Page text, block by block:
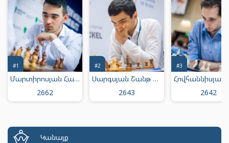
Մարտիրոսյան Հայկ Միքայելի
2662
#1
Սարգսյան Շանթ Մուրադի
2643
#2
2642
#3
Կանայք